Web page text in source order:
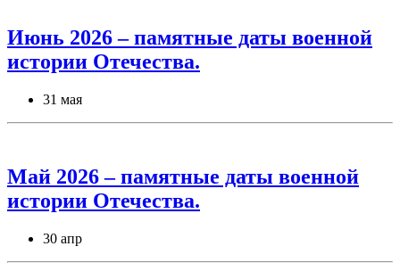
Июнь 2026 – памятные даты военной
истории Отечества.
31 мая
Май 2026 – памятные даты военной
истории Отечества.
30 апр